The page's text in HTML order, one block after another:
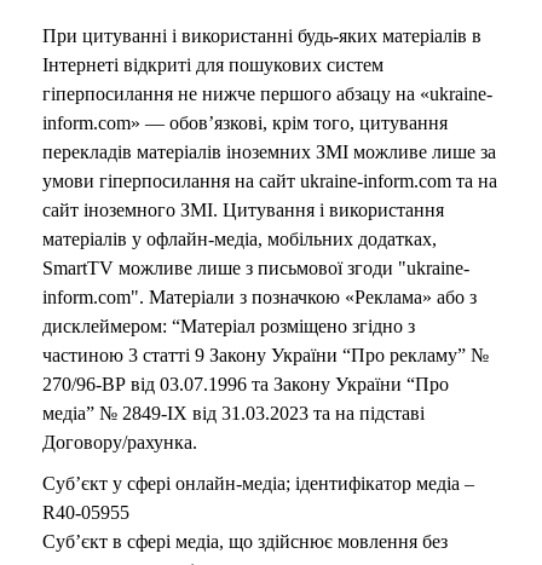
При цитуванні і використанні будь-яких матеріалів в
Інтернеті відкриті для пошукових систем
гіперпосилання не нижче першого абзацу на «ukraine-
inform.com» — обов’язкові, крім того, цитування
перекладів матеріалів іноземних ЗМІ можливе лише за
умови гіперпосилання на сайт ukraine-inform.com та на
сайт іноземного ЗМІ. Цитування і використання
матеріалів у офлайн-медіа, мобільних додатках,
SmartTV можливе лише з письмової згоди "ukraine-
inform.com". Матеріали з позначкою «Реклама» або з
дисклеймером: “Матеріал розміщено згідно з
частиною 3 статті 9 Закону України “Про рекламу” №
270/96-ВР від 03.07.1996 та Закону України “Про
медіа” № 2849-IX від 31.03.2023 та на підставі
Договору/рахунка.
Суб’єкт у сфері онлайн-медіа; ідентифікатор медіа –
R40-05955
Суб’єкт в сфері медіа, що здійснює мовлення без